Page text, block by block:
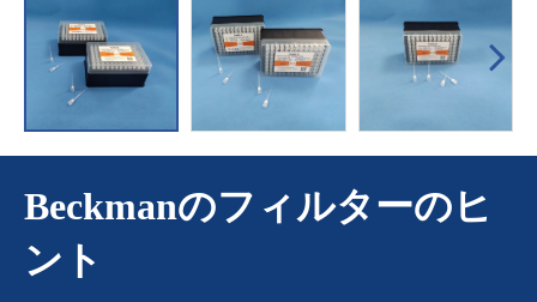
Beckmanのフィルターのヒ
ント